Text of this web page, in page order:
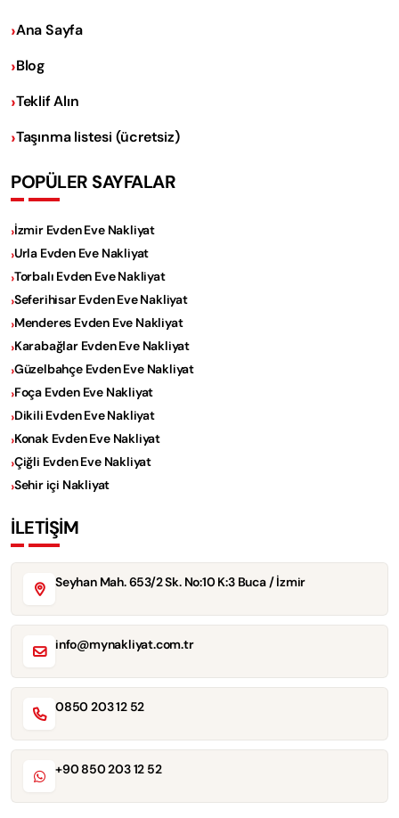
Ana Sayfa
Blog
Teklif Alın
Taşınma listesi (ücretsiz)
POPÜLER SAYFALAR
İzmir Evden Eve Nakliyat
Urla Evden Eve Nakliyat
Torbalı Evden Eve Nakliyat
Seferihisar Evden Eve Nakliyat
Menderes Evden Eve Nakliyat
Karabağlar Evden Eve Nakliyat
Güzelbahçe Evden Eve Nakliyat
Foça Evden Eve Nakliyat
Dikili Evden Eve Nakliyat
Konak Evden Eve Nakliyat
Çiğli Evden Eve Nakliyat
Sehir içi Nakliyat
İLETİŞİM
Seyhan Mah. 653/2 Sk. No:10 K:3 Buca / İzmir
info@mynakliyat.com.tr
0850 203 12 52
+90 850 203 12 52